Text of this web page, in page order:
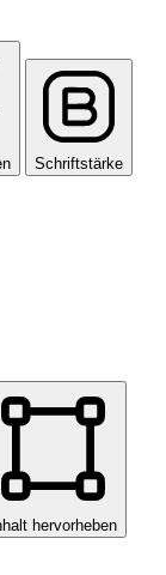
Schriftstärke
hervorheben